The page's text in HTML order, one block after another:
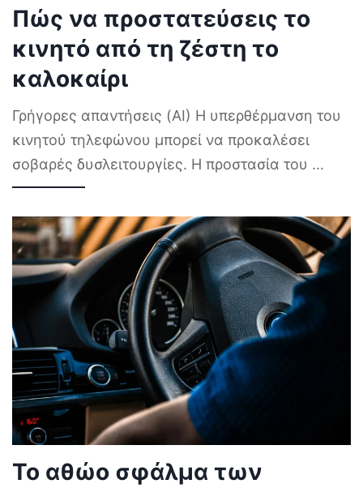
Πώς να προστατεύσεις το
κινητό από τη ζέστη το
καλοκαίρι
Γρήγορες απαντήσεις (AI) Η υπερθέρμανση του
κινητού τηλεφώνου μπορεί να προκαλέσει
σοβαρές δυσλειτουργίες. Η προστασία του ...
Το αθώο σφάλμα των